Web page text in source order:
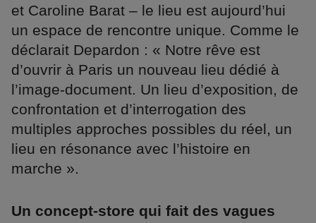
et Caroline Barat – le lieu est aujourd’hui
un espace de rencontre unique. Comme le
déclarait Depardon : « Notre rêve est
d’ouvrir à Paris un nouveau lieu dédié à
l’image-document. Un lieu d’exposition, de
confrontation et d’interrogation des
multiples approches possibles du réel, un
lieu en résonance avec l’histoire en
marche ».
Un concept-store qui fait des vagues